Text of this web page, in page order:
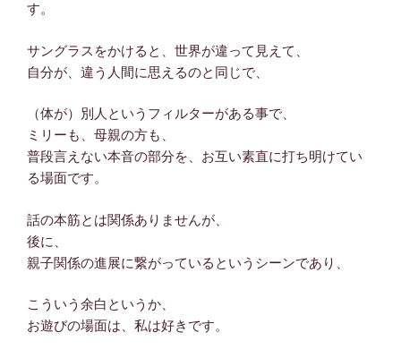
す。
サングラスをかけると、世界が違って見えて、
自分が、違う人間に思えるのと同じで、
（体が）別人というフィルターがある事で、
ミリーも、母親の方も、
普段言えない本音の部分を、お互い素直に打ち明けてい
る場面です。
話の本筋とは関係ありませんが、
後に、
親子関係の進展に繋がっているというシーンであり、
こういう余白というか、
お遊びの場面は、私は好きです。